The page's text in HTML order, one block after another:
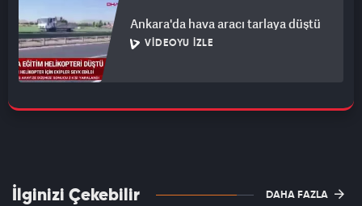
Ankara'da hava aracı tarlaya düştü
VIDEOYU İZLE
İlginizi Çekebilir DAHA FAZLA